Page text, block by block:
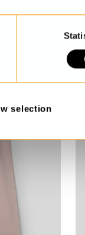
selection